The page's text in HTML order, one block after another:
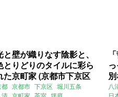
と壁が織りなす陰影と、
とりどりのタイルに彩ら
た京町家 (京都市下京区
㎡の賃貸物件)
都 京都市 下京区 堀川五条
清 京町家 茶室 坪庭
八
日